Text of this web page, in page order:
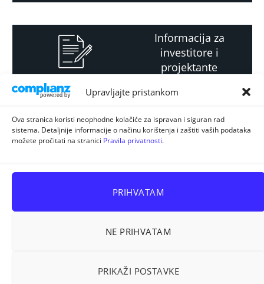
Upravljajte pristankom
Ova stranica koristi neophodne kolačiće za ispravan i siguran rad
sistema. Detaljnije informacije o načinu korištenja i zaštiti vaših podataka
možete pročitati na stranici Pravila privatnosti.
PRIHVATAM
NE PRIHVATAM
PRIKAŽI POSTAVKE
Informacija za
investitore i
projektante
Strateški i planski
dokument